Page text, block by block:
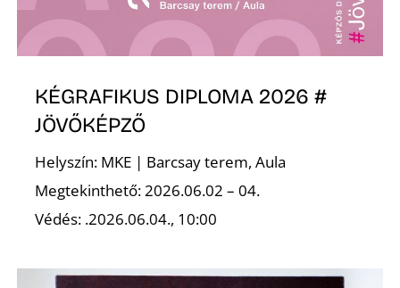
KÉGRAFIKUS DIPLOMA 2026 #
JÖVŐKÉPZŐ
Helyszín: MKE | Barcsay terem, Aula
Megtekinthető: 2026.06.02 – 04.
Védés: .2026.06.04., 10:00